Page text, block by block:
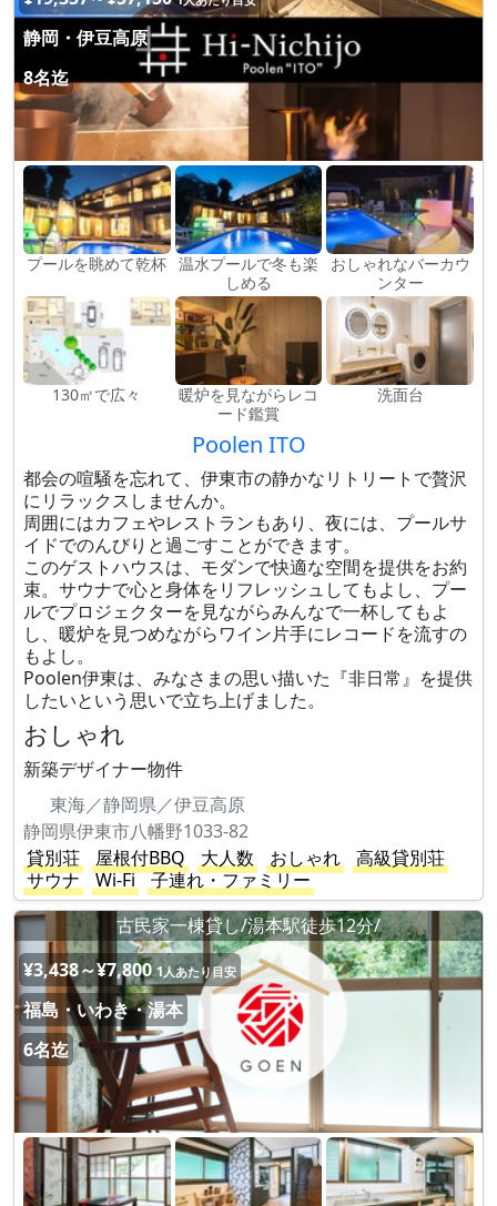
静岡・伊豆高原
8名迄
プールを眺めて乾杯 温水プールで冬も楽
しめる
おしゃれなバーカウ
ンター
130㎡で広々
暖炉を見ながらレコ
ード鑑賞
洗面台
Poolen ITO
都会の喧騒を忘れて、伊東市の静かなリトリートで贅沢
にリラックスしませんか。
周囲にはカフェやレストランもあり、夜には、プールサ
イドでのんびりと過ごすことができます。
このゲストハウスは、モダンで快適な空間を提供をお約
束。サウナで心と身体をリフレッシュしてもよし、プー
ルでプロジェクターを見ながらみんなで一杯してもよ
し、暖炉を見つめながらワイン片手にレコードを流すの
もよし。
Poolen伊東は、みなさまの思い描いた『非日常』を提供
したいという思いで立ち上げました。
おしゃれ
新築デザイナー物件
東海／静岡県／伊豆高原
静岡県伊東市八幡野1033-82
貸別荘
屋根付BBQ 大人数 おしゃれ
高級貸別荘
サウナ
Wi-Fi
子連れ・ファミリー
古民家一棟貸し/湯本駅徒歩12分/
¥3,438～¥7,800 1人あたり目安
福島・いわき・湯本
6名迄